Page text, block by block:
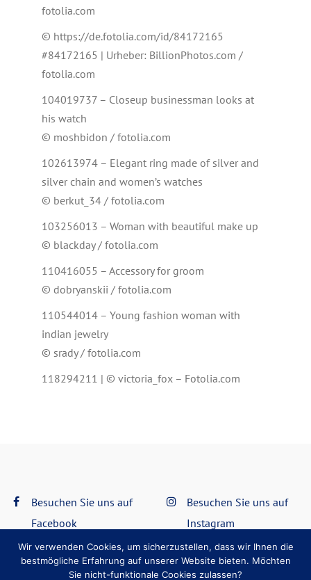
fotolia.com
© https://de.fotolia.com/id/84172165
#84172165 | Urheber: BillionPhotos.com /
fotolia.com
104019737 – Closeup businessman looks at
his watch
© moshbidon / fotolia.com
102613974 – Elegant ring made of silver and
silver chain and women’s watches
© berkut_34 / fotolia.com
103256013 – Woman with beautiful make up
© blackday / fotolia.com
110416055 – Accessory for groom
© dobryanskii / fotolia.com
110544014 – Young fashion woman with
indian jewelry
© srady / fotolia.com
118294211 | © victoria_fox – Fotolia.com
Besuchen Sie uns auf
Facebook
Besuchen Sie uns auf
Instagram
Datenschutzerklärung Impressum
Wir verwenden Cookies, um sicherzustellen, dass wir Ihnen die
bestmögliche Erfahrung auf unserer Website bieten. Möchten
Sie nicht-funktionale Cookies zulassen?